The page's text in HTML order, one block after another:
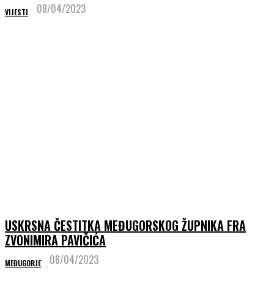
VIJESTI 08/04/2023
USKRSNA ČESTITKA MEĐUGORSKOG ŽUPNIKA FRA
ZVONIMIRA PAVIČIĆA
MEĐUGORJE 08/04/2023